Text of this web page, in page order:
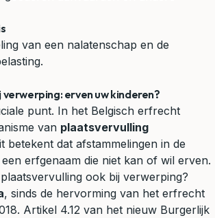
van een nalatenschap en de
erven uw kinderen?
punt. In het Belgisch erfrecht
van plaatsvervulling
betekent dat afstammelingen in de
erfgenaam die niet kan of wil erven.
ook bij verwerping?
, sinds de hervorming van het erfrecht
Artikel 4.12 van het nieuw Burgerlijk